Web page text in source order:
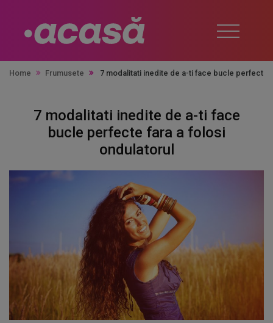
Home Frumusete 7 modalitati inedite de a-ti face bucle perfecte
7 modalitati inedite de a-ti face
bucle perfecte fara a folosi
ondulatorul